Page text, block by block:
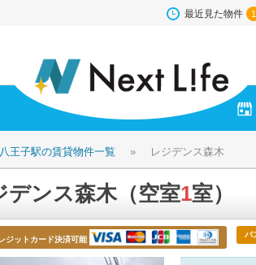
最近見た物件 1
王子駅の賃貸物件一覧 » レジデンス森木
デンス森木（空室1室）
ジットカード決済可能
バ